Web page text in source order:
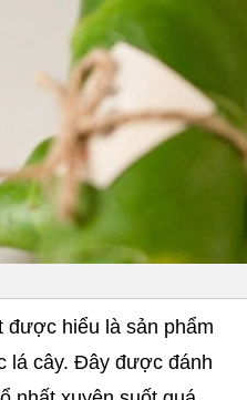
được hiểu là sản phẩm
lá cây. Đây được đánh